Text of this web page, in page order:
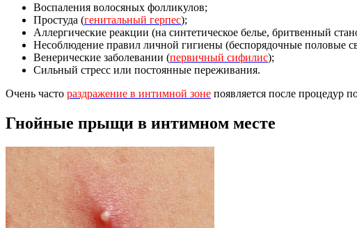
Воспаления волосяных фолликулов;
Простуда (генитальный герпес);
Аллергические реакции (на синтетическое белье, бритвенный
Несоблюдение правил личной гигиены (беспорядочные половые
Венерические заболевании (первичный сифилис);
Сильный стресс или постоянные переживания.
Очень часто раздражение в интимной зоне появляется после процедур
Гнойные прыщи в интимном месте